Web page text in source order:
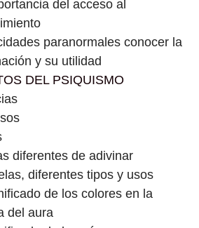
del acceso al
paranormales conocer la
y su utilidad
DEL PSIQUISMO
diferentes de adivinar
diferentes tipos y usos
de los colores en la
del aura